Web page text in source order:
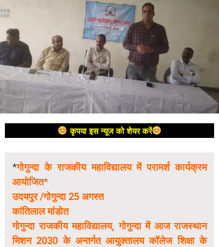
कृपया इस न्यूज को शेयर करें
*गोगुन्दा के राजकीय महाविद्यालय में परामर्श कार्यक्रम
आयोजित*
उदयपुर /गोगुन्दा 25 अगस्त
कांतिलाल मांडोत
गोगुन्दा राजकीय महाविद्यालय, गोगुन्दा में आज राजस्थान
मिशन 2030 के अन्तर्गत आयुक्तालय कॉलेज शिक्षा के